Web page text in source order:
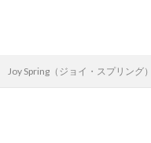
Joy Spring（ジョイ・スプリング